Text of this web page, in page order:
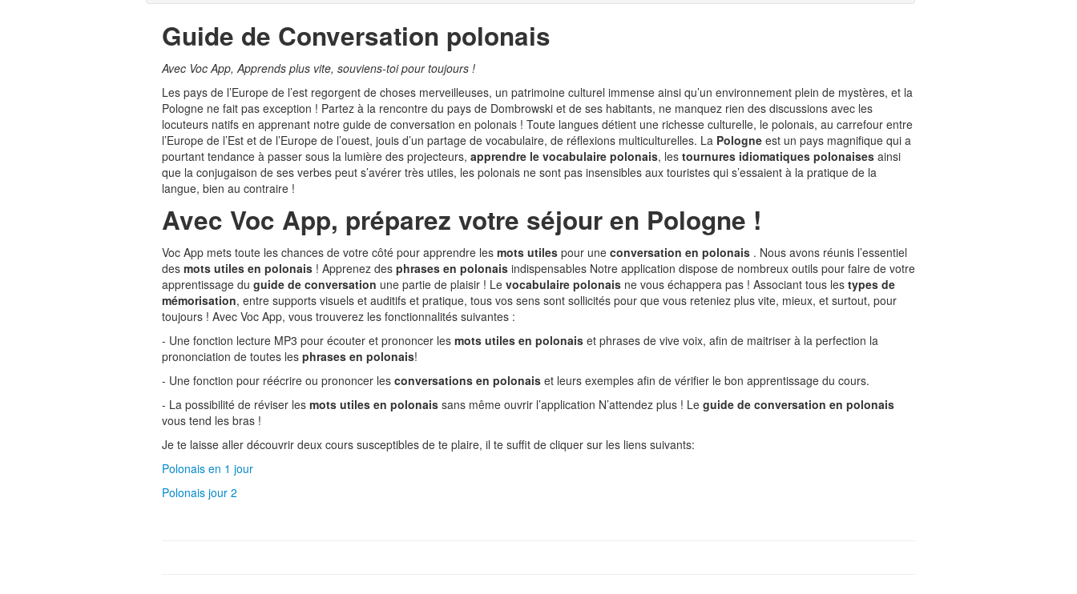
Guide de Conversation polonais
Avec Voc App, Apprends plus vite, souviens-toi pour toujours !
Les pays de l’Europe de l’est regorgent de choses merveilleuses, un patrimoine culturel immense ainsi qu’un environnement plein de mystères, et la
Pologne ne fait pas exception ! Partez à la rencontre du pays de Dombrowski et de ses habitants, ne manquez rien des discussions avec les
locuteurs natifs en apprenant notre guide de conversation en polonais ! Toute langues détient une richesse culturelle, le polonais, au carrefour entre
l’Europe de l’Est et de l’Europe de l’ouest, jouis d’un partage de vocabulaire, de réflexions multiculturelles. La Pologne est un pays magnifique qui a
pourtant tendance à passer sous la lumière des projecteurs, apprendre le vocabulaire polonais, les tournures idiomatiques polonaises ainsi
que la conjugaison de ses verbes peut s’avérer très utiles, les polonais ne sont pas insensibles aux touristes qui s’essaient à la pratique de la
langue, bien au contraire !
Avec Voc App, préparez votre séjour en Pologne !
Voc App mets toute les chances de votre côté pour apprendre les mots utiles pour une conversation en polonais . Nous avons réunis l’essentiel
des mots utiles en polonais ! Apprenez des phrases en polonais indispensables Notre application dispose de nombreux outils pour faire de votre
apprentissage du guide de conversation une partie de plaisir ! Le vocabulaire polonais ne vous échappera pas ! Associant tous les types de
mémorisation, entre supports visuels et auditifs et pratique, tous vos sens sont sollicités pour que vous reteniez plus vite, mieux, et surtout, pour
toujours ! Avec Voc App, vous trouverez les fonctionnalités suivantes :
- Une fonction lecture MP3 pour écouter et prononcer les mots utiles en polonais et phrases de vive voix, afin de maitriser à la perfection la
prononciation de toutes les phrases en polonais!
- Une fonction pour réécrire ou prononcer les conversations en polonais et leurs exemples afin de vérifier le bon apprentissage du cours.
- La possibilité de réviser les mots utiles en polonais sans même ouvrir l’application N’attendez plus ! Le guide de conversation en polonais
vous tend les bras !
Je te laisse aller découvrir deux cours susceptibles de te plaire, il te suffit de cliquer sur les liens suivants:
Polonais en 1 jour
Polonais jour 2